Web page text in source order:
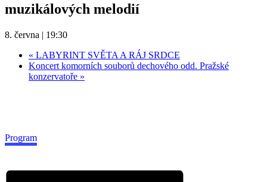
muzikálových melodií
8. června | 19:30
« LABYRINT SVĚTA A RÁJ SRDCE
Koncert komorních souborů dechového odd. Pražské
konzervatoře »
Program